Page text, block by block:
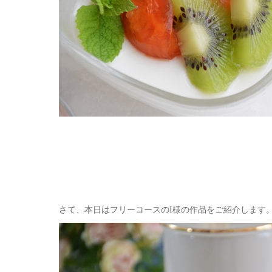
さて、本日はフリーコースのI様の作品をご紹介します